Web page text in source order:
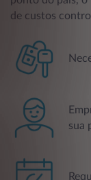
de custos
sua